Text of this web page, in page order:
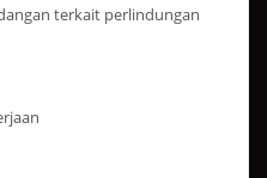
terkait perlindungan